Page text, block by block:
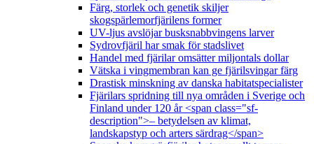
Färg, storlek och genetik skiljer
skogspärlemorfjärilens former
UV-ljus avslöjar busksnabbvingens larver
Sydrovfjäril har smak för stadslivet
Handel med fjärilar omsätter miljontals dollar
Vätska i vingmembran kan ge fjärilsvingar färg
Drastisk minskning av danska habitatspecialister
Fjärilars spridning till nya områden i Sverige och
Finland under 120 år <span class="sf-
description">– betydelsen av klimat,
landskapstyp och arters särdrag</span>